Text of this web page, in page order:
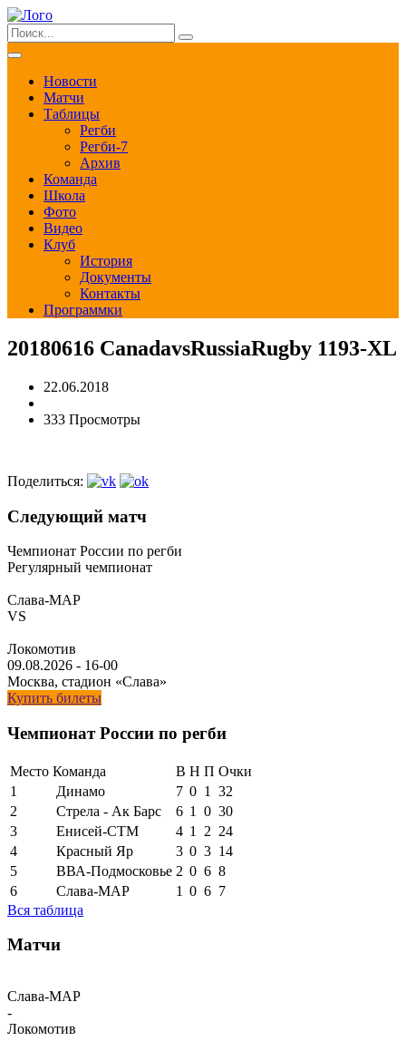
Новости
Матчи
Таблицы
Регби
Регби-7
Архив
Команда
Школа
Фото
Видео
Клуб
История
Документы
Контакты
Программки
20180616 CanadavsRussiaRugby 1193-XL
22.06.2018
333 Просмотры
Поделиться:
Следующий матч
Чемпионат России по регби
Регулярный чемпионат
Слава-МАР
VS
Локомотив
09.08.2026 - 16-00
Москва, стадион «Слава»
Купить билеты
Чемпионат России по регби
Место Команда В Н П Очки
1
Динамо 7 0 1
32
2
Стрела - Ак Барс 6 1 0 30
3
Енисей-СТМ 4 1 2 24
4
Красный Яр 3 0 3 14
5
ВВА-Подмосковье 2 0 6 8
6
Слава-МАР 1 0 6 7
Вся таблица
Матчи
Слава-МАР
-
Локомотив